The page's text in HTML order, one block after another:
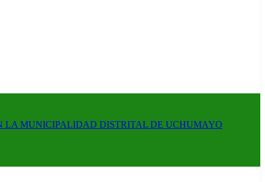
LA MUNICIPALIDAD DISTRITAL DE UCHUMAYO